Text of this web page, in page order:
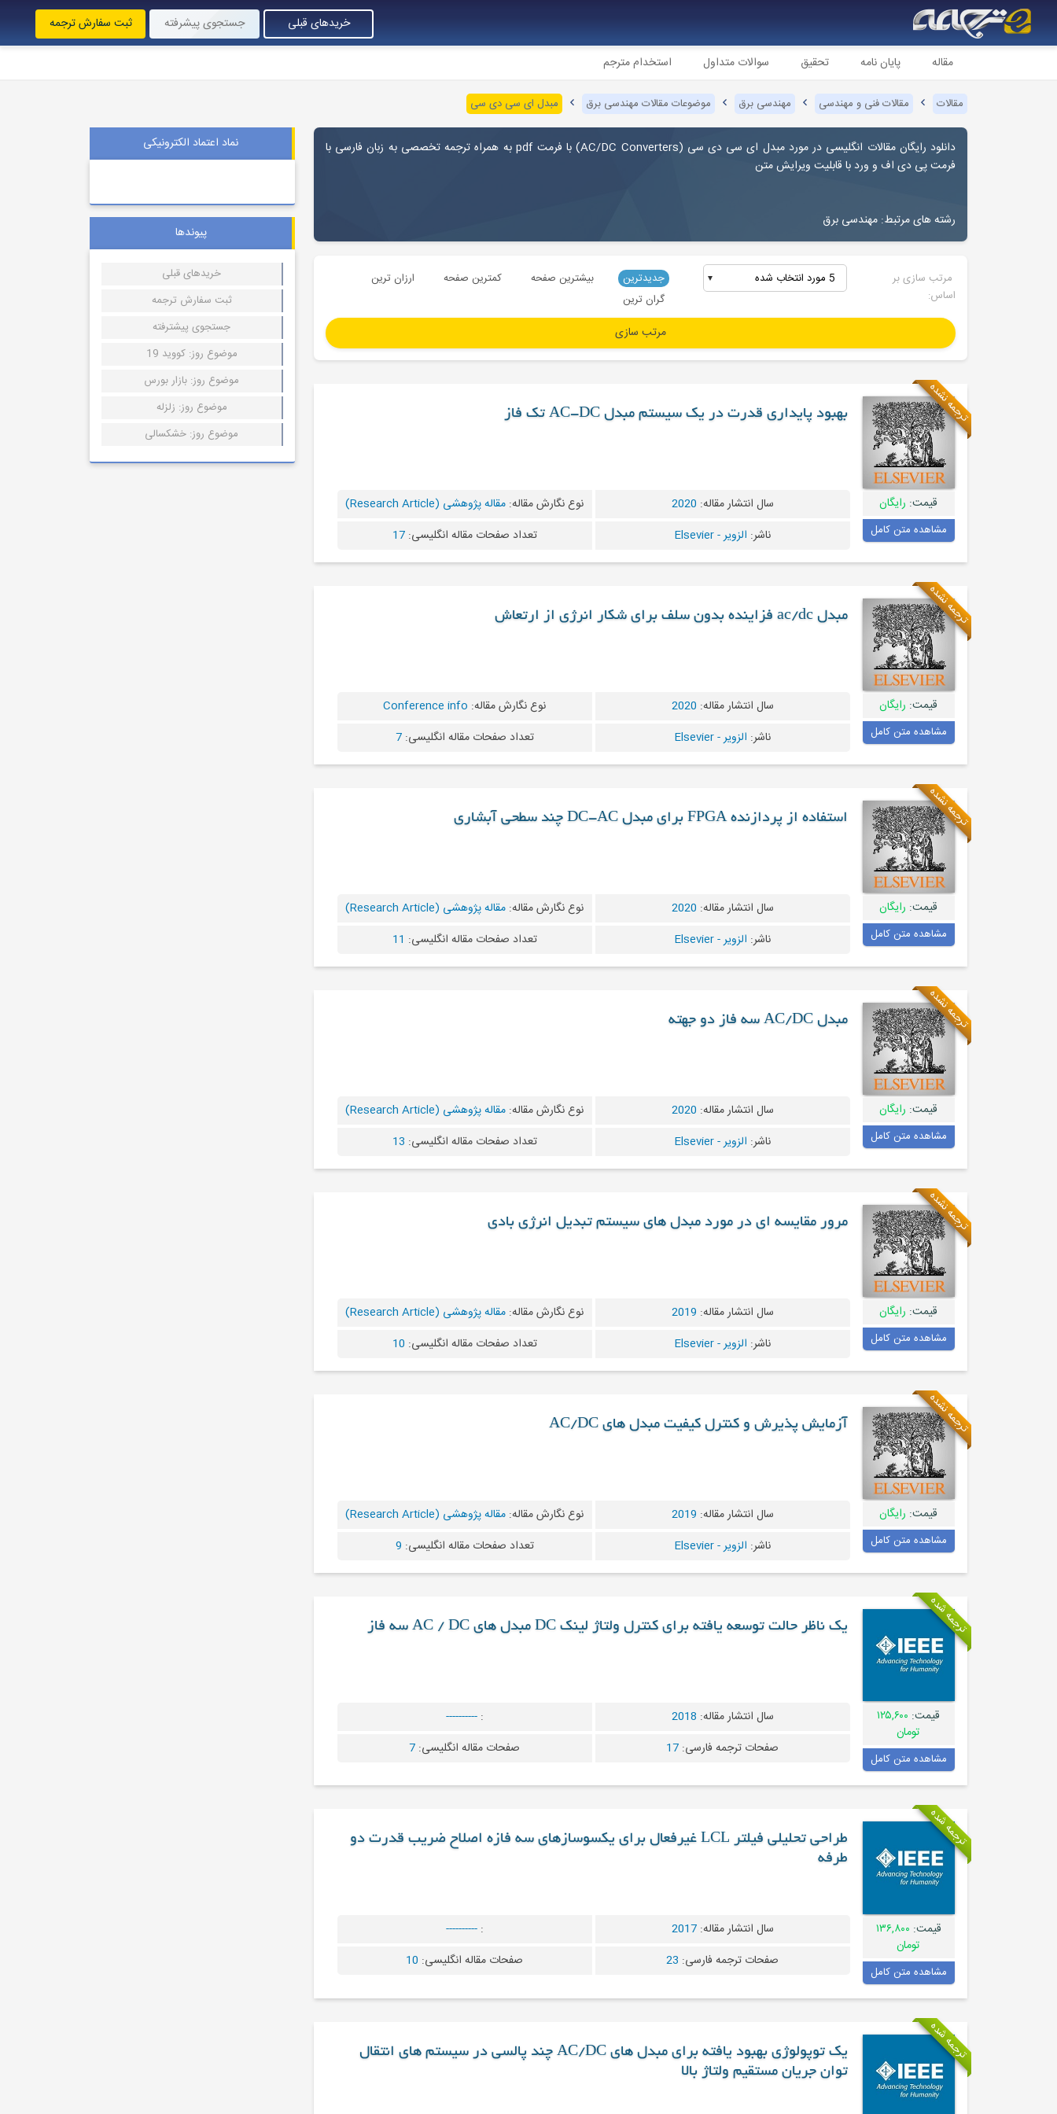
خریدهای قبلی جستجوی پیشرفته ثبت سفارش ترجمه
مقاله پایان نامه تحقیق سوالات متداول استخدام مترجم
مقالات مقالات فنی و مهندسی مهندسی برق موضوعات مقالات مهندسی برق مبدل ای سی دی سی
دانلود رایگان مقالات انگلیسی در مورد مبدل ای سی دی سی (AC/DC Converters
) با فرمت pdf به همراه ترجمه تخصصی به زبان فارسی با
فرمت پی دی اف و ورد با قابلیت ویرایش متن
رشته های مرتبط: مهندسی برق
مرتب سازی بر
اساس:
5 مورد انتخاب شده جدیدترین بیشترین صفحه کمترین صفحه
ارزان ترین
گران ترین
ترجمه نشده
قیمت: رایگان
مشاهده متن کامل
بهبود پایداری قدرت در یک سیستم مبدل AC-DC تک فاز
سال انتشار مقاله: 2020 نوع نگارش مقاله: مقاله پژوهشی (Research Article)
ناشر: الزویر - Elsevier تعداد صفحات مقاله انگلیسی:17
ترجمه نشده
قیمت: رایگان
مشاهده متن کامل
مبدل ac/dc فزاینده بدون سلف برای شکار انرژی از ارتعاش
سال انتشار مقاله: 2020 نوع نگارش مقاله: Conference info
ناشر: الزویر - Elsevier تعداد صفحات مقاله انگلیسی:7
ترجمه نشده
قیمت: رایگان
مشاهده متن کامل
استفاده از پردازنده FPGA برای مبدل DC-AC چند سطحی آبشاری
سال انتشار مقاله: 2020 نوع نگارش مقاله: مقاله پژوهشی (Research Article)
ناشر: الزویر - Elsevier تعداد صفحات مقاله انگلیسی: 11
ترجمه نشده
قیمت: رایگان
مشاهده متن کامل
مبدل AC/DC سه فاز دو جهته
سال انتشار مقاله: 2020 نوع نگارش مقاله: مقاله پژوهشی (Research Article)
ناشر: الزویر - Elsevier تعداد صفحات مقاله انگلیسی: 13
ترجمه نشده
قیمت: رایگان
مشاهده متن کامل
مرور مقایسه ای در مورد مبدل های سیستم تبدیل انرژی بادی
سال انتشار مقاله: 2019 نوع نگارش مقاله: مقاله پژوهشی (Research Article)
ناشر: الزویر - Elsevier تعداد صفحات مقاله انگلیسی: 10
ترجمه نشده
قیمت: رایگان
مشاهده متن کامل
آزمایش پذیرش و کنترل کیفیت مبدل های AC/DC
سال انتشار مقاله: 2019 نوع نگارش مقاله: مقاله پژوهشی (Research Article)
ناشر: الزویر - Elsevier تعداد صفحات مقاله انگلیسی: 9
ترجمه شده
قیمت: ۱۲۵,۶۰۰
تومان
مشاهده متن کامل
یک ناظر حالت توسعه یافته برای کنترل ولتاژ لینک DC مبدل های AC / DC سه فاز
سال انتشار مقاله: 2018
:
----------
صفحات ترجمه فارسی: 17 صفحات مقاله انگلیسی: 7
ترجمه شده
قیمت: ۱۳۶,۸۰۰
تومان
مشاهده متن کامل
طراحی تحلیلی فیلتر LCL غیرفعال برای یکسوسازهای سه فازه اصلاح ضریب قدرت دو
طرفه
سال انتشار مقاله:2017
:
----------
صفحات ترجمه فارسی: 23 صفحات مقاله انگلیسی: 10
ترجمه شده
یک توپولوژی بهبود یافته برای مبدل های AC/DC چند پالسی در سیستم های انتقال
توان جریان مستقیم ولتاژ بالا
نماد اعتماد الکترونیکی
پیوندها
خریدهای قبلی
ثبت سفارش ترجمه
جستجوی پیشترفته
موضوع روز: کووید 19
موضوع روز: بازار بورس
موضوع روز: زلزله
موضوع روز: خشکسالی